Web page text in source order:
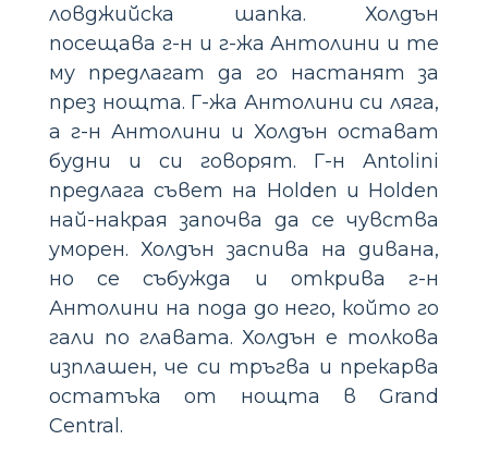
ловджийска шапка. Холдън
посещава г-н и г-жа Антолини и те
му предлагат да го настанят за
през нощта. Г-жа Антолини си ляга,
а г-н Антолини и Холдън остават
будни и си говорят. Г-н Antolini
предлага съвет на Holden и Holden
най-накрая започва да се чувства
уморен. Холдън заспива на дивана,
но се събужда и открива г-н
Антолини на пода до него, който го
гали по главата. Холдън е толкова
изплашен, че си тръгва и прекарва
остатъка от нощта в Grand
Central.